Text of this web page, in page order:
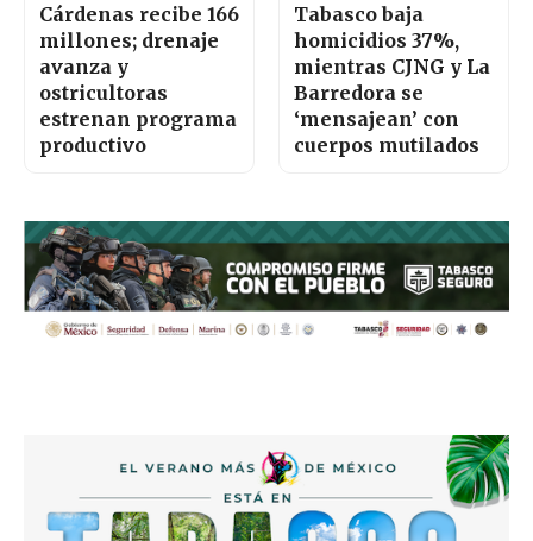
Cárdenas recibe 166
millones; drenaje
avanza y
ostricultoras
estrenan programa
productivo
Tabasco baja
homicidios 37%,
mientras CJNG y La
Barredora se
‘mensajean’ con
cuerpos mutilados